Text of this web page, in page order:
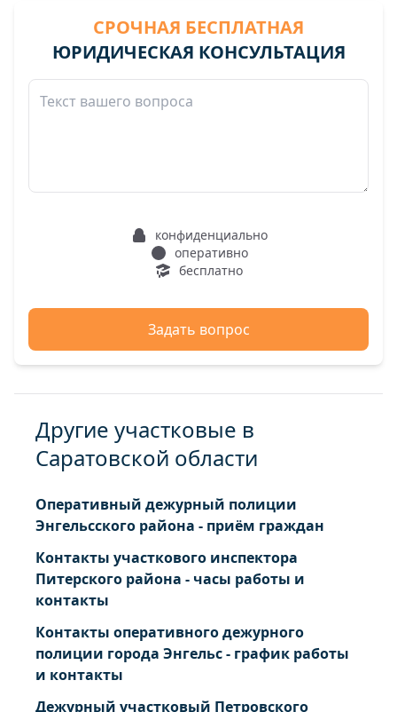
СРОЧНАЯ БЕСПЛАТНАЯ
ЮРИДИЧЕСКАЯ КОНСУЛЬТАЦИЯ
конфиденциально
оперативно
бесплатно
Задать вопрос
Другие участковые в
Саратовской области
Оперативный дежурный полиции
Энгельсского района - приём граждан
Контакты участкового инспектора
Питерского района - часы работы и
контакты
Контакты оперативного дежурного
полиции города Энгельс - график работы
и контакты
Дежурный участковый Петровского